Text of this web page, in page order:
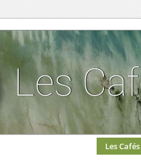
Les Cafés